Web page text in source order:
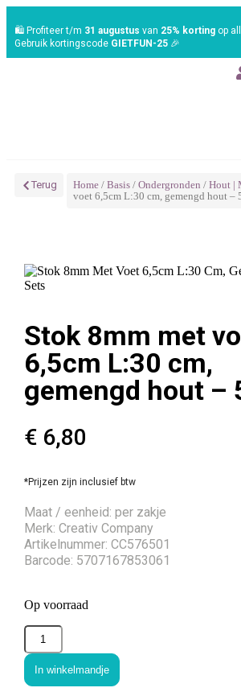
🛍️ Profiteer t/m 31 augustus van 25% korting op
Gebruik kortingscode GIETFUN-25 🎉
Terug Home / Basis / Ondergronden / Hout |
voet 6,5cm L:30 cm, gemengd hout –
Stok 8mm met
6,5cm L:30 cm,
gemengd hout –
€6,80
*Prijzen zijn inclusief btw
Maat / eenheid: per zakje
Merk: Creativ Company
Artikelnummer: CC576501
Barcode: 5707167853061
Op voorraad
In winkelmandje